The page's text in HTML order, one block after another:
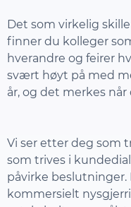
Det som virkelig
finner du kolleger
hverandre og feirer
svært høyt på med
år, og det merkes
Vi ser etter deg som
som trives i
påvirke
kommersielt